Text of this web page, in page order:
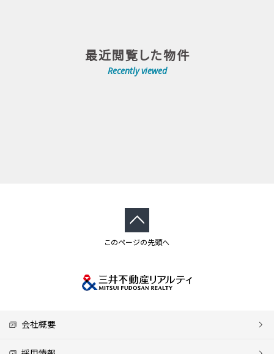
最近閲覧した物件
Recently viewed
このページの先頭へ
会社概要